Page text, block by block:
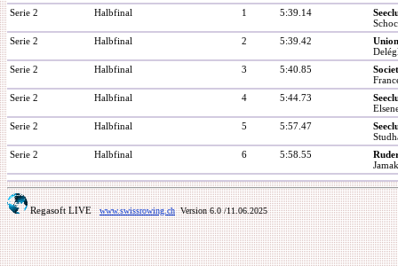
Serie 2
Halbfinal 1 5:39.14
Serie 2
Halbfinal 2 5:39.42
Serie 2
Halbfinal 3 5:40.85
Serie 2
Halbfinal 4 5:44.73
Serie 2
Halbfinal 5 5:57.47
Serie 2
Halbfinal 6 5:58.55
Regasoft LIVE www.swissrowing.chVersion 6.0/11.06.2025